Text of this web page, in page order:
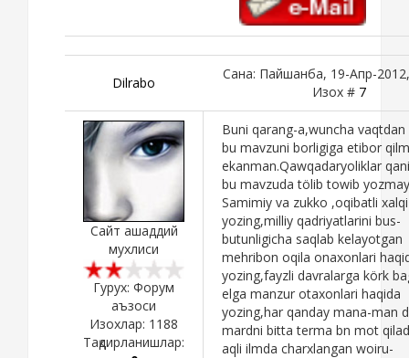
Dilrabo
Сана: Пайшанба, 19-Апр-
Изох # 7
Сайт ашаддий
мухлиси
Гурух: Форум
аъзоси
Изохлар: 1188
Тақдирланишлар:
Buni qarang-a,wuncha
bu mavzuni borligiga etibor
ekanman.Qawqadaryoliklar
bu mavzuda tölib towib
Samimiy va zukko ,oqibatli
yozing,milliy qadriyatlarini bus-
butunligicha saqlab kelayotgan
mehribon oqila onaxonlari
yozing,fayzli davralarga körk
elga manzur otaxonlari haqida
yozing,har qanday mana-man
mardni bitta terma bn mot
aqli ilmda charxlangan woiru-